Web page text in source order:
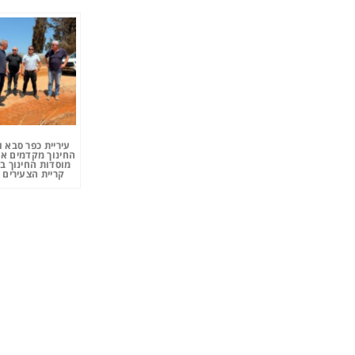
עיריית כפר
החינוך מקדמים
מוסדות החינוך
קריית